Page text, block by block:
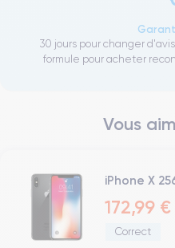
30 jours pour changer
formule pour acheter
Vous
iPhone X
172,99 €
Correct